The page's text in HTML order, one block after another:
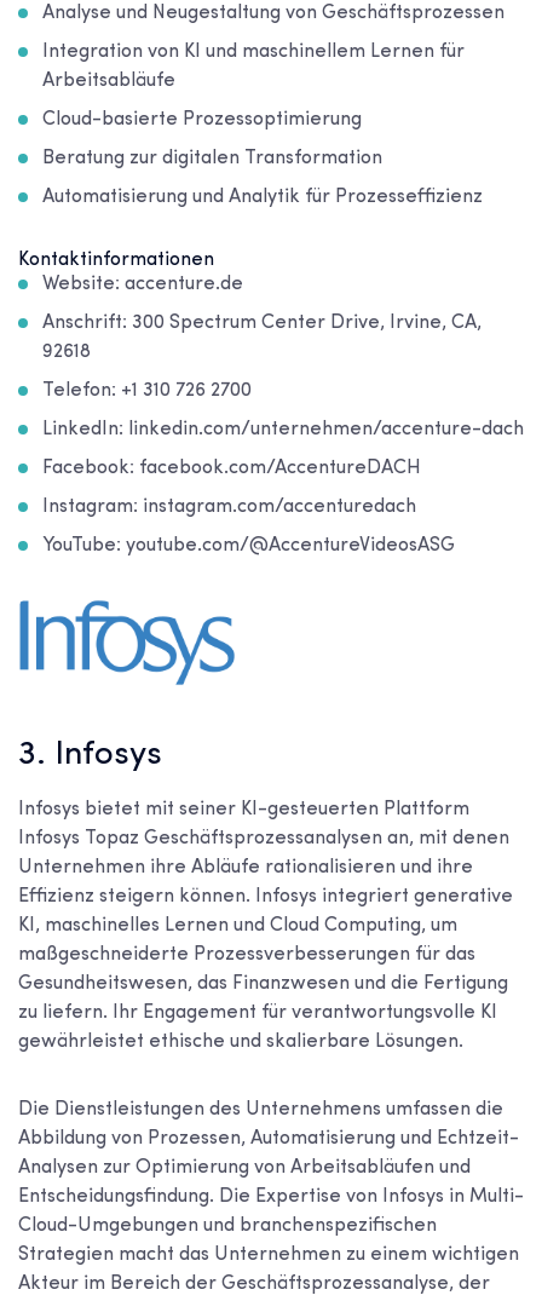
Analyse und Neugestaltung von Geschäftsprozessen
Integration von KI und maschinellem Lernen für
Arbeitsabläufe
Cloud-basierte Prozessoptimierung
Beratung zur digitalen Transformation
Automatisierung und Analytik für Prozesseffizienz
Kontaktinformationen
Website: accenture.de
Anschrift: 300 Spectrum Center Drive, Irvine, CA,
92618
Telefon: +1 310 726 2700
LinkedIn: linkedin.com/unternehmen/accenture-dach
Facebook: facebook.com/AccentureDACH
Instagram: instagram.com/accenturedach
YouTube: youtube.com/@AccentureVideosASG
3. Infosys
Infosys bietet mit seiner KI-gesteuerten Plattform
Infosys Topaz Geschäftsprozessanalysen an, mit denen
Unternehmen ihre Abläufe rationalisieren und ihre
Effizienz steigern können. Infosys integriert generative
KI, maschinelles Lernen und Cloud Computing, um
maßgeschneiderte Prozessverbesserungen für das
Gesundheitswesen, das Finanzwesen und die Fertigung
zu liefern. Ihr Engagement für verantwortungsvolle KI
gewährleistet ethische und skalierbare Lösungen.
Die Dienstleistungen des Unternehmens umfassen die
Abbildung von Prozessen, Automatisierung und Echtzeit-
Analysen zur Optimierung von Arbeitsabläufen und
Entscheidungsfindung. Die Expertise von Infosys in Multi-
Cloud-Umgebungen und branchenspezifischen
Strategien macht das Unternehmen zu einem wichtigen
Akteur im Bereich der Geschäftsprozessanalyse, der